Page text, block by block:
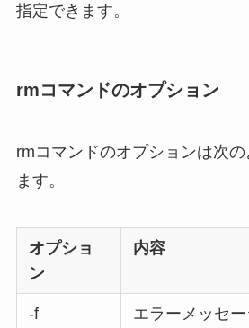
指定できます。
rmコマンドのオプション
rmコマンドのオプションは次
ます。
オプショ
ン
内容
-f
エラーメッセ